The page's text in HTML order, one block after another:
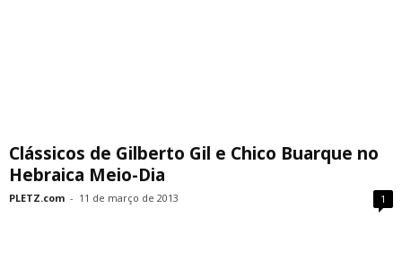
Clássicos de Gilberto Gil e Chico Buarque no
Hebraica Meio-Dia
PLETZ.com - 11 de março de 2013 1